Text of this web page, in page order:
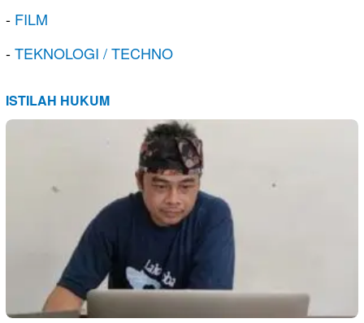
- FILM
-TEKNOLOGI / TECHNO
ISTILAH HUKUM